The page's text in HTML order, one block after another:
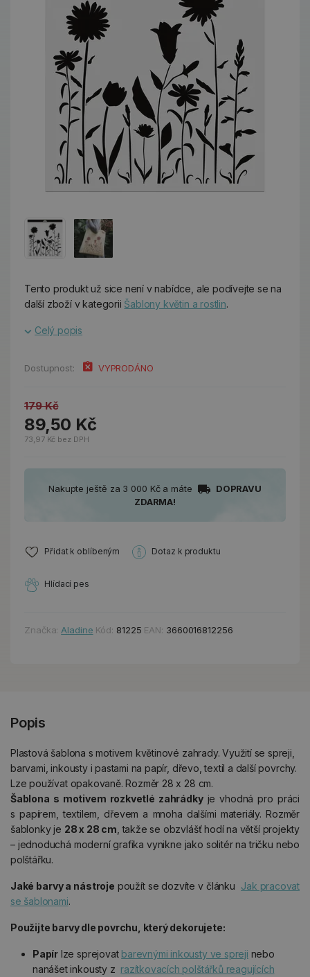
Tento produkt už sice není v nabídce, ale podívejte se na
další zboží v kategorii Šablony květin a rostlin.
Celý popis
Dostupnost: VYPRODÁNO
179 Kč
89,50 Kč
73,97 Kč bez DPH
Nakupte ještě za 3 000 Kč a máte
DOPRAVU
ZDARMA!
Přidat k oblíbeným Dotaz k produktu
Hlídací pes
Značka: Aladine Kód: 81225 EAN: 3660016812256
Popis
Plastová šablona s motivem květinové zahrady. Využití se spreji,
barvami, inkousty i pastami na papír, dřevo, textil a další povrchy.
Lze používat opakovaně. Rozměr 28 x 28 cm.
Šablona s motivem rozkvetlé zahrádkyje vhodná pro práci
s papírem, textilem, dřevem a mnoha dalšími materiály. Rozměr
šablonky je 28 x 28 cm , takže se obzvlášť hodí na větší projekty
– jednoduchá moderní grafika vynikne jako solitér na tričku nebo
polštářku.
Jaké barvy a nástroje použít se dozvíte v článku Jak pracovat
se šablonami.
Použijte barvy dle povrchu, který dekorujete:
Papír lze sprejovat barevnými inkousty ve spreji nebo
nanášet inkousty z razítkovacích polštářků reagujících